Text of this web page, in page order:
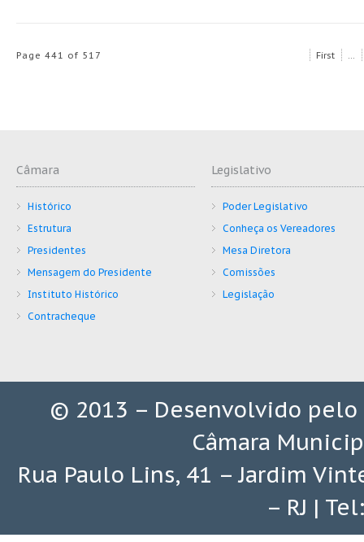
Page 441 of 517 First ...
Câmara
Histórico
Estrutura
Presidentes
Mensagem do Presidente
Instituto Histórico
Contracheque
Legislativo
Poder Legislativo
Conheça os Vereadores
Mesa Diretora
Comissões
Legislação
© 2013 – Desenvolvido pelo
Câmara
Rua Paulo Lins, 41 – Jardim
– RJ |